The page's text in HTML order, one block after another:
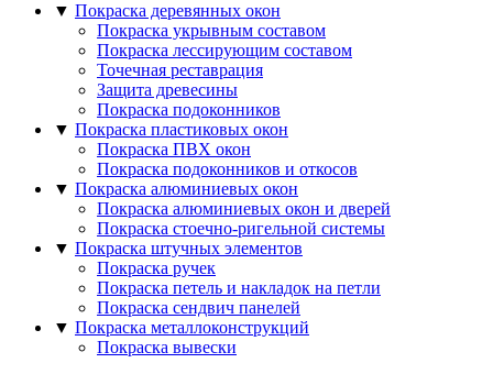
▼ Покраска деревянных окон
Покраска укрывным составом
Покраска лессирующим составом
Точечная реставрация
Защита древесины
Покраска подоконников
▼ Покраска пластиковых окон
Покраска ПВХ окон
Покраска подоконников и откосов
▼ Покраска алюминиевых окон
Покраска алюминиевых окон и дверей
Покраска стоечно-ригельной системы
▼ Покраска штучных элементов
Покраска ручек
Покраска петель и накладок на петли
Покраска сендвич панелей
▼ Покраска металлоконструкций
Покраска вывески